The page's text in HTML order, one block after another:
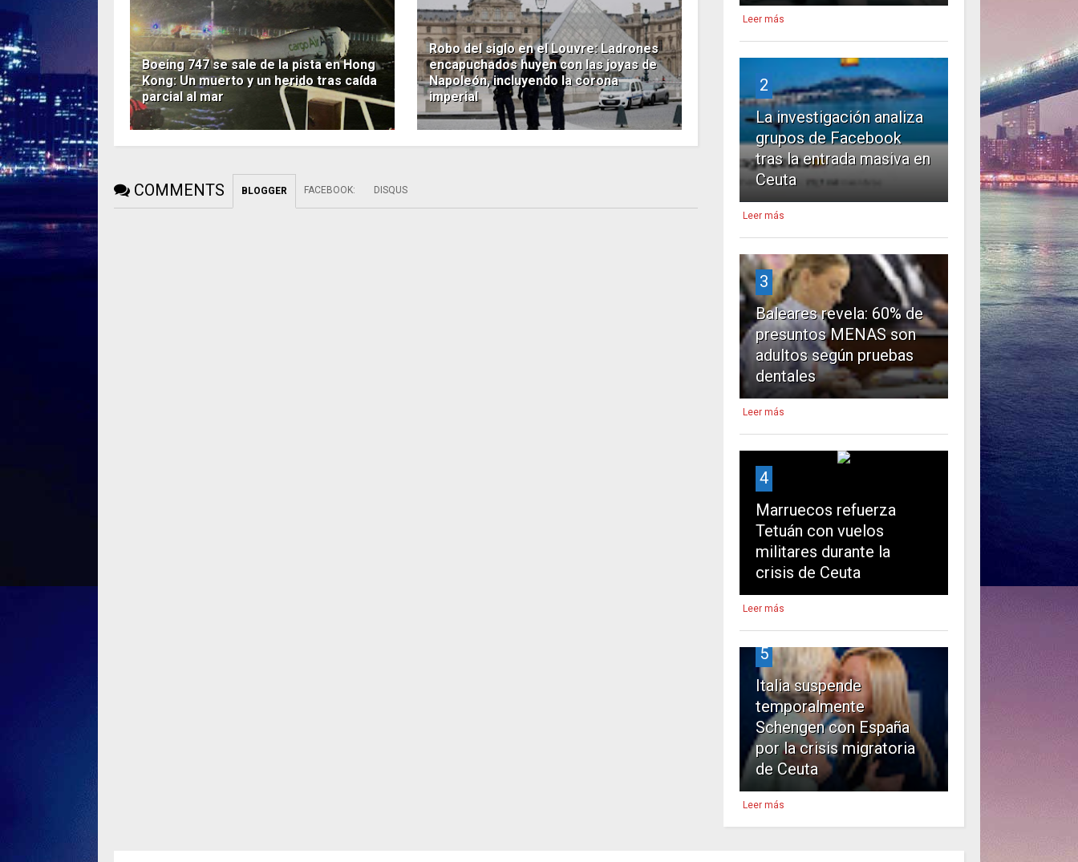
Boeing 747 se sale de la pista en Hong
Kong: Un muerto y un herido tras caída
parcial al mar
Robo del siglo en el Louvre: Ladrones
encapuchados huyen con las joyas de
Napoleón, incluyendo la corona
imperial
COMMENTS BLOGGER FACEBOOK: DISQUS
Leer más
2
La investigación analiza
grupos de Facebook
tras la entrada masiva en
Ceuta
Leer más
3
Baleares revela: 60% de
presuntos MENAS son
adultos según pruebas
dentales
Leer más
4
Marruecos refuerza
Tetuán con vuelos
militares durante la
crisis de Ceuta
Leer más
5
Italia suspende
temporalmente
Schengen con España
por la crisis migratoria
de Ceuta
Leer más